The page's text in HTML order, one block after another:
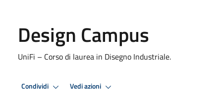
Design Campus
UniFi – Corso di laurea in Disegno Industriale.
Condividi Vedi azioni